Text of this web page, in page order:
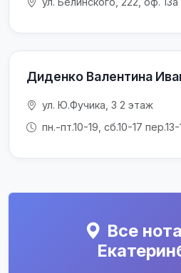
Диденко Валентина
ул. Ю.Фучика, 3 2 этаж
пн.-пт.10-19, сб.10-17 пер.13-
Все